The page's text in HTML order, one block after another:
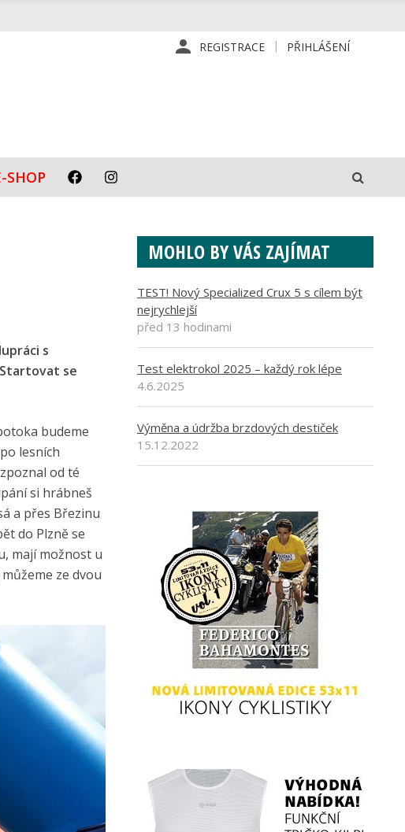
REGISTRACE PŘIHLÁŠENÍ
SHOP
s
se
budeme
lesních
od té
si hrábneš
a přes Březinu
do Plzně se
mají možnost u
ze dvou
MOHLO BY VÁS ZAJÍMAT
TEST! Nový Specialized Crux 5 s cílem být
nejrychlejší
před 13 hodinami
Test elektrokol 2025 – každý rok lépe
4.6.2025
Výměna a údržba brzdových destiček
15.12.2022